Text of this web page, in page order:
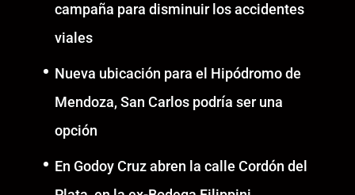
campaña para disminuir los accidentes
viales
Nueva ubicación para el Hipódromo de
Mendoza, San Carlos podría ser una
opción
En Godoy Cruz abren la calle Cordón del